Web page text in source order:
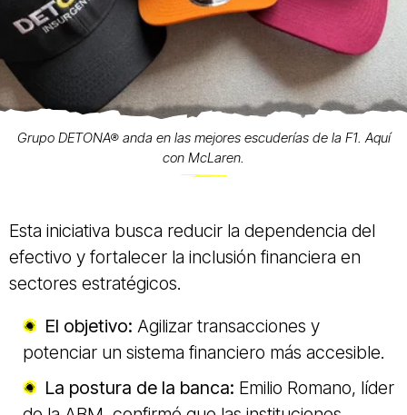
Grupo DETONA® anda en las mejores escuderías de la F1. Aquí
con McLaren.
Esta iniciativa busca reducir la dependencia del
efectivo y fortalecer la inclusión financiera en
sectores estratégicos.
El objetivo: Agilizar transacciones y
potenciar un sistema financiero más accesible.
La postura de la banca: Emilio Romano, líder